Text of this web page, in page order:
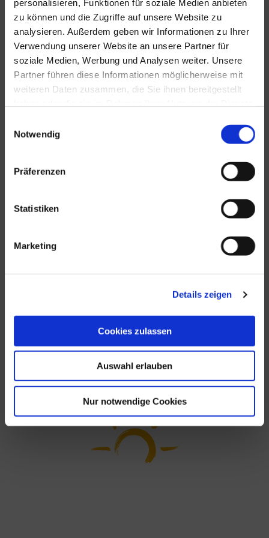
personalisieren, Funktionen für soziale Medien anbieten
zu können und die Zugriffe auf unsere Website zu
analysieren. Außerdem geben wir Informationen zu Ihrer
Verwendung unserer Website an unsere Partner für
soziale Medien, Werbung und Analysen weiter. Unsere
Partner führen diese Informationen möglicherweise mit
weiteren Daten zusammen, die Sie ihnen bereitgestellt
Notwendig
Präferenzen
Statistiken
Marketing
Details zeigen
Cookies zulassen
Auswahl erlauben
Nur notwendige Cookies